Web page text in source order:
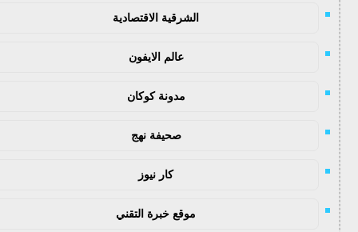
الشرقية الاقتصادية
عالم الايفون
مدونة كوكان
صحيفة نهج
كار نيوز
موقع خبرة التقني